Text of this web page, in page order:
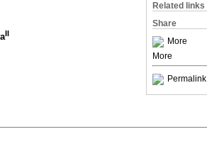
Related links
Share
More
More
Permalink
II